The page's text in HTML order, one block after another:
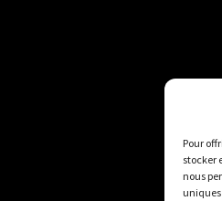
Pour
stocker
nous